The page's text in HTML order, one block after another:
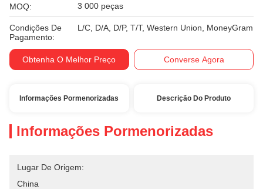
MOQ: 3 000 peças
Condições De
Pagamento:
L/C, D/A, D/P, T/T, Western Union, MoneyGram
Obtenha O Melhor Preço Converse Agora
Informações Pormenorizadas Descrição Do Produto
Informações Pormenorizadas
Lugar De Origem:
China